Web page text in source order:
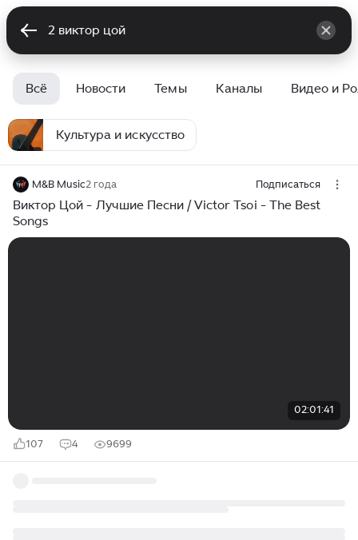
Всё Новости Темы Каналы Видео и
Культура и искусство
M&B Music2 года Подписаться
Виктор Цой - Лучшие Песни / Victor Tsoi - The Best
Songs
02:01:41
107 4 9699